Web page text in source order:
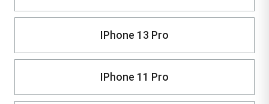
IPhone 13 Pro
IPhone 11 Pro